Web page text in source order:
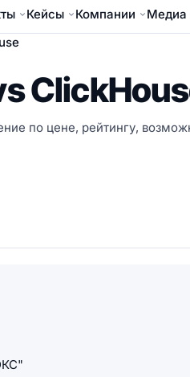
Кейсы Компании Медиа
по цене, рейтингу,